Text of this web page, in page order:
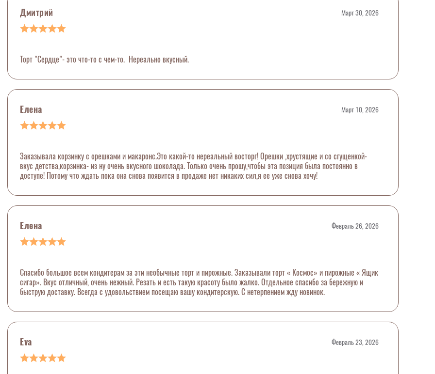
Дмитрий Март 30, 2026
Торт "Сердце"- это что-то с чем-то. Нереально вкусный.
Елена Март 10, 2026
Заказывала корзинку с орешками и макаронс.Это какой-то нереальный восторг! Орешки ,хрустящие и со сгущенкой-
вкус детства,корзинка- из ну очень вкусного шоколада. Только очень прошу,чтобы эта позиция была постоянно в
доступе! Потому что ждать пока она снова появится в продаже нет никаких сил,я ее уже снова хочу!
Елена Февраль 26, 2026
Спасибо большое всем кондитерам за эти необычные торт и пирожные. Заказывали торт « Космос» и пирожные « Ящик
сигар». Вкус отличный, очень нежный. Резать и есть такую красоту было жалко. Отдельное спасибо за бережную и
быструю доставку. Всегда с удовольствием посещаю вашу кондитерскую. С нетерпением жду новинок.
Eva Февраль 23, 2026